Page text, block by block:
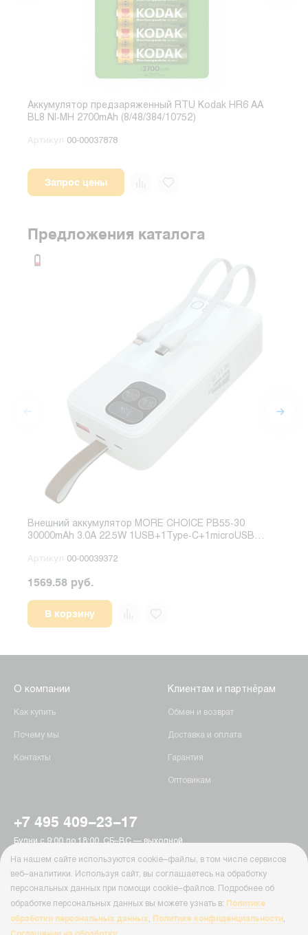
Аккумулятор предзаряженный RTU Kodak HR6 AA
BL8 NI-MH 2700mAh (8/48/384/10752)
Артикул 00-00037878
Запрос цены
Предложения каталога
Внешний аккумулятор MORE CHOICE PB55-30
30000mAh 3.0A 22.5W 1USB+1Type-C+1microUSB
Артикул 00-00039372
1569.58 руб.
В корзину
О компании
Как купить
Почему мы
Контакты
Клиентам и партнёрам
Обмен и возврат
Доставка и оплата
Гарантия
Оптовикам
+7 495 409-23-17
Будни с 9:00 до 18:00, СБ–ВС — выходной
г. Москва, Пятницкое шоссе, 15
info@ab-batteries.ru
© Ab-Batteries, 2026
На нашем сайте используются cookie–файлы, в том числе сервисов
веб–аналитики. Используя сайт, вы соглашаетесь на обработку
персональных данных при помощи cookie–файлов. Подробнее об
обработке персональных данных вы можете узнать в: Политике
обработки персональных данных, Политике конфиденциальности,